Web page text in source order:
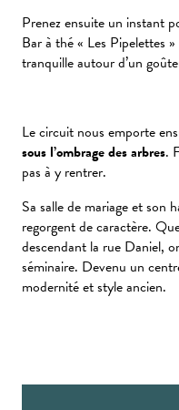
Prenez ensuite un instant
Bar à thé « Les Pipelettes
tranquille autour d’un
Le circuit nous emporte
sous l’ombrage des arbres.
pas à y rentrer.
Sa salle de mariage et son
regorgent de caractère.
descendant la rue Daniel,
séminaire. Devenu un
modernité et style ancien.